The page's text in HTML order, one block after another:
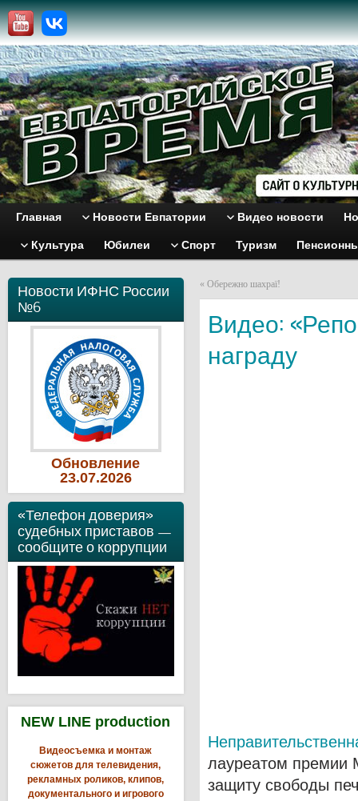
Главная Новости Евпатории Видео новости
Культура Юбилеи Спорт Туризм
Новости ИФНС России
№6
Обновление
23.07.2026
«Телефон доверия»
судебных приставов —
сообщите о коррупции
NEW LINE production
Видеосъемка и монтаж
сюжетов для телевидения,
рекламных роликов, клипов,
документального и игрового
« Обережно шахраї!
Видео:
награду
лауреатом премии
защиту свободы